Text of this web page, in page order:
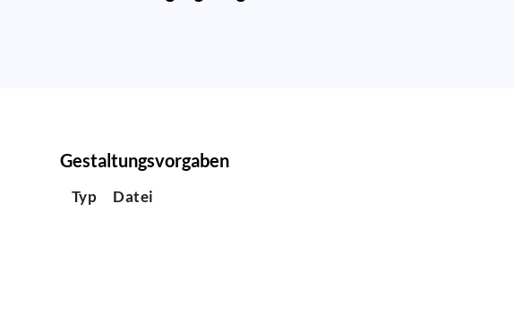
Gestaltungsvorgaben
Typ Datei